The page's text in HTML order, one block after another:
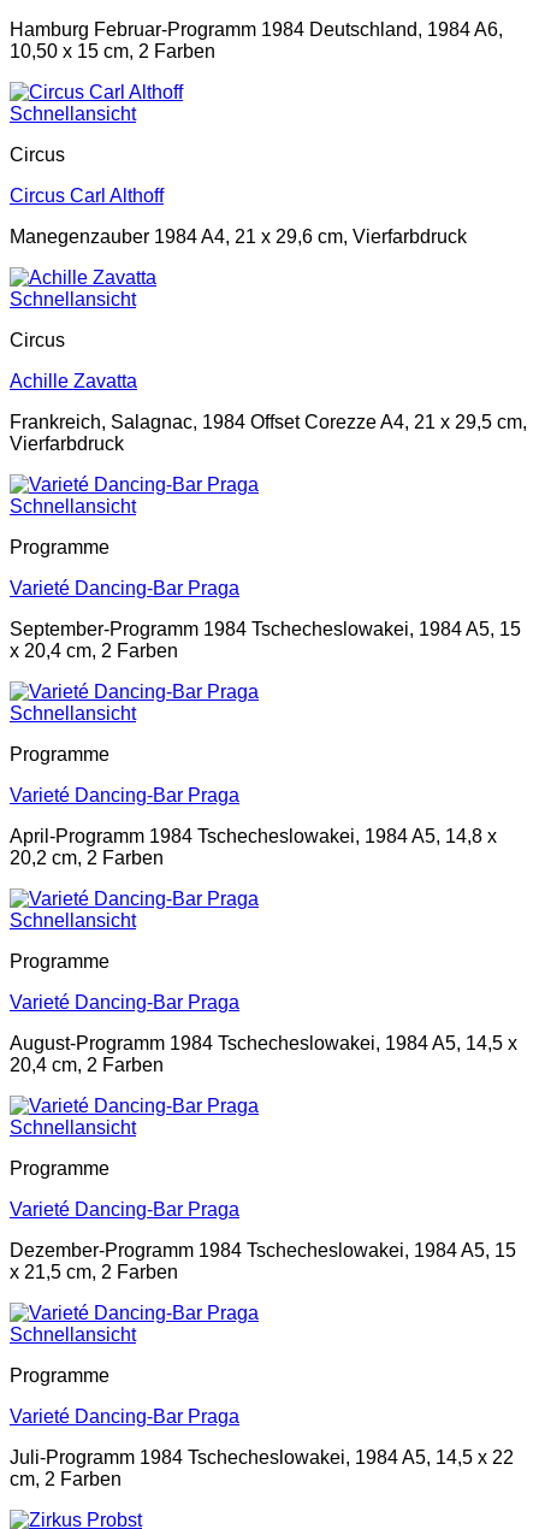
Hamburg Februar-Programm 1984 Deutschland, 1984 A6,
10,50 x 15 cm, 2 Farben
Schnellansicht
Circus
Circus Carl Althoff
Manegenzauber 1984 A4, 21 x 29,6 cm, Vierfarbdruck
Schnellansicht
Circus
Achille Zavatta
Frankreich, Salagnac, 1984 Offset Corezze A4, 21 x 29,5 cm,
Vierfarbdruck
Schnellansicht
Programme
Varieté Dancing-Bar Praga
September-Programm 1984 Tschecheslowakei, 1984 A5, 15
x 20,4 cm, 2 Farben
Schnellansicht
Programme
Varieté Dancing-Bar Praga
April-Programm 1984 Tschecheslowakei, 1984 A5, 14,8 x
20,2 cm, 2 Farben
Schnellansicht
Programme
Varieté Dancing-Bar Praga
August-Programm 1984 Tschecheslowakei, 1984 A5, 14,5 x
20,4 cm, 2 Farben
Schnellansicht
Programme
Varieté Dancing-Bar Praga
Dezember-Programm 1984 Tschecheslowakei, 1984 A5, 15
x 21,5 cm, 2 Farben
Schnellansicht
Programme
Varieté Dancing-Bar Praga
Juli-Programm 1984 Tschecheslowakei, 1984 A5, 14,5 x 22
cm, 2 Farben